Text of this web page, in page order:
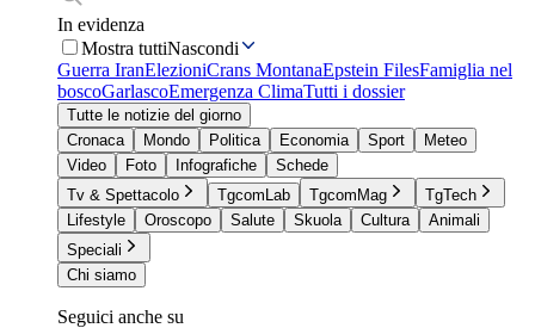
In evidenza
Mostra tuttiNascondi
Guerra IranElezioniCrans MontanaEpstein FilesFamiglia nel
boscoGarlascoEmergenza ClimaTutti i dossier
Tutte le notizie del giorno
Cronaca
Mondo Politica Economia Sport
Meteo
Video
Foto Infografiche
Schede
Tv & Spettacolo
TgcomLab TgcomMag
TgTech
Lifestyle
Oroscopo Salute Skuola Cultura
Animali
Speciali
Chi siamo
Seguici anche su